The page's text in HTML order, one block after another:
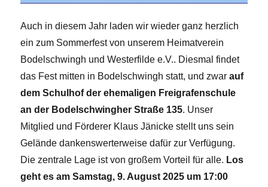
Auch in diesem Jahr laden wir wieder ganz herzlich
ein zum Sommerfest von unserem Heimatverein
Bodelschwingh und Westerfilde e.V.. Diesmal findet
das Fest mitten in Bodelschwingh statt, und zwarauf
dem Schulhof der ehemaligen Freigrafenschule
an der Bodelschwingher Straße 135. Unser
Mitglied und Förderer Klaus Jänicke stellt uns sein
Gelände dankenswerterweise dafür zur Verfügung.
Die zentrale Lage ist von großem Vorteil für alle. Los
geht es am Samstag, 9. August 2025 um 17:00